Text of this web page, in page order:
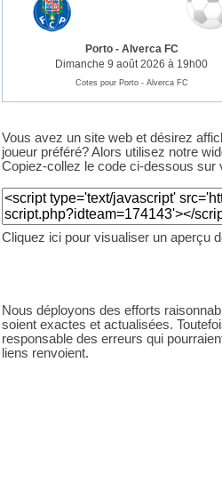
Porto- Alverca FC
Dimanche 9 août 2026 à 19h00
Cotes pour Porto - Alverca FC
Vous avez un site web et désirez
joueur préféré? Alors utilisez notre
Copiez-collez le code ci-dessous
Cliquez ici pour visualiser un aperçu
Nous déployons des efforts
soient exactes et actualisées.
responsable des erreurs qui
liens renvoient.